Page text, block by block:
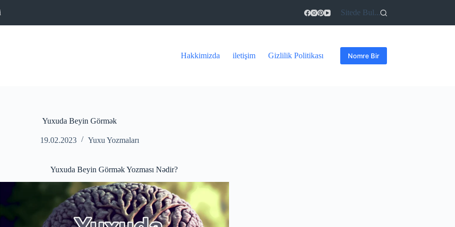
Sitede Bul...
Hakkimizda iletişim Gizlilik Politikası Nomre Bir
Yuxuda Beyin Görmək
19.02.2023 Yuxu Yozmaları
Yuxuda Beyin Görmək Yozması Nədir?